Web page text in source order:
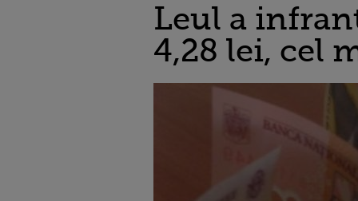
Leul a
4,28 lei, cel